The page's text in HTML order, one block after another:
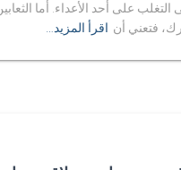
على أحد الأعداء. أما
فتعني أن اقرأ المزيد…